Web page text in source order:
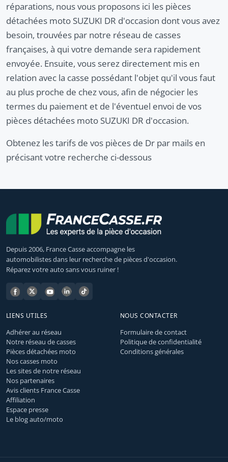
réparations, nous vous proposons ici les pièces
détachées moto SUZUKI DR d'occasion dont vous avez
besoin, trouvées par notre réseau de casses
françaises, à qui votre demande sera rapidement
envoyée. Ensuite, vous serez directement mis en
relation avec la casse possédant l'objet qu'il vous faut
au plus proche de chez vous, afin de négocier les
termes du paiement et de l'éventuel envoi de vos
pièces détachées moto SUZUKI DR d'occasion.
Obtenez les tarifs de vos pièces de Dr par mails en
précisant votre recherche ci-dessous
Depuis 2006, France Casse accompagne les
automobilistes dans leur recherche de pièces d'occasion.
Réparez votre auto sans vous ruiner !
LIENS UTILES
Adhérer au réseau
Notre réseau de casses
Pièces détachées moto
Nos casses moto
Les sites de notre réseau
Nos partenaires
Avis clients France Casse
Affiliation
Espace presse
Le blog auto/moto
NOUS CONTACTER
Formulaire de contact
Politique de confidentialité
Conditions générales